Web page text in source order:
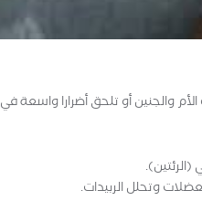
والجنين أو تلحق أضرارا واسعة في
وتحلل الربيدات.